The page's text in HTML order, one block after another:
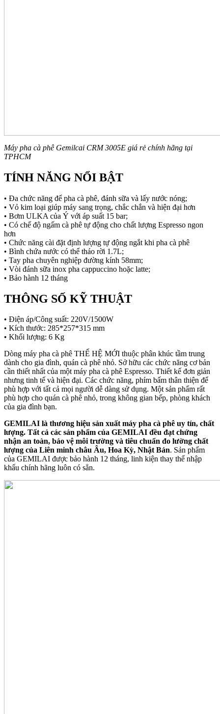
Máy pha cà phê Gemilcai CRM 3005E giá rẻ chính hãng tại
TPHCM
TÍNH NĂNG NỔI BẬT
• Đa chức năng để pha cà phê, đánh sữa và lấy nước nóng;
• Vỏ kim loại giúp máy sang trọng, chắc chắn và hiện đại hơn
• Bơm ULKA của Ý với áp suất 15 bar;
• Có chế độ ngấm cà phê tự động cho chất lượng Espresso ngon
hơn
• Chức năng cài đặt định lượng tự động ngắt khi pha cà phê
• Bình chứa nước có thể tháo rời 1.7L;
• Tay pha chuyên nghiệp đường kính 58mm;
• Vòi đánh sữa inox pha cappuccino hoặc latte;
• Bảo hành 12 tháng
THÔNG SỐ KỸ THUẬT
• Điện áp/Công suất: 220V/1500W
• Kích thước: 285*257*315 mm
• Khối lượng: 6 Kg
Dòng máy pha cà phê THẾ HỆ MỚI thuộc phân khúc tầm trung
dành cho gia đình, quán cà phê nhỏ. Sở hữu các chức năng cơ bản
cần thiết nhất của một máy pha cà phê Espresso. Thiết kế đơn giản
nhưng tinh tế và hiện đại. Các chức năng, phím bấm thân thiện để
phù hợp với tất cả mọi người dễ dàng sử dụng. Một sản phẩm rất
phù hợp cho quán cà phê nhỏ, trong không gian bếp, phòng khách
của gia đình bạn.
GEMILAI là thương hiệu sản xuất máy pha cà phê uy tín, chất
lượng. Tất cả các sản phẩm của GEMILAI đều đạt chứng
nhận an toàn, bảo vệ môi trường và tiêu chuẩn đo lường chất
lượng của Liên minh châu Âu, Hoa Kỳ, Nhật Bản. Sản phẩm
của GEMILAI được bảo hành 12 tháng, linh kiện thay thế nhập
khẩu chính hãng luôn có sẳn.